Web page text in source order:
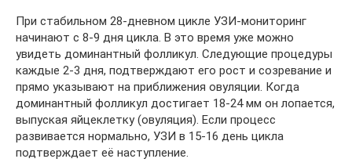
При стабильном 28-дневном цикле УЗИ-мониторинг
начинают с 8-9 дня цикла. В это время уже можно
увидеть доминантный фолликул. Следующие процедуры
каждые 2-3 дня, подтверждают его рост и созревание и
прямо указывают на приближения овуляции. Когда
доминантный фолликул достигает 18-24 мм он лопается,
выпуская яйцеклетку (овуляция). Если процесс
развивается нормально, УЗИ в 15-16 день цикла
подтверждает её наступление.